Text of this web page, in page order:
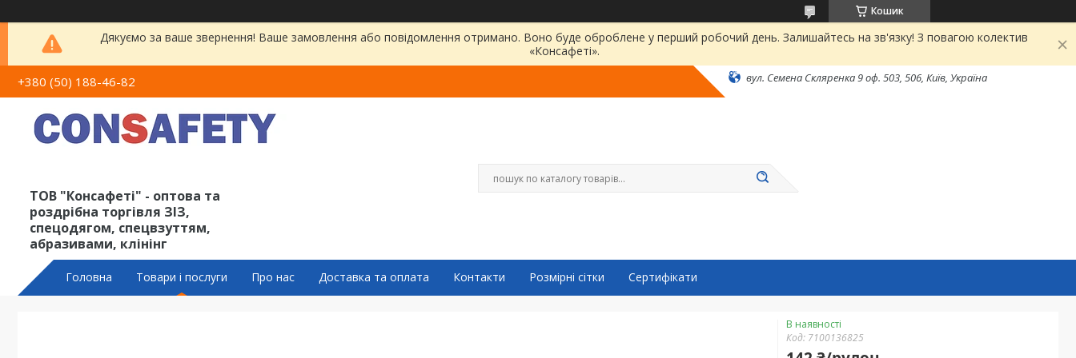
Кошик
Дякуємо за ваше звернення! Ваше замовлення або повідомлення отримано. Воно буде оброблене у перший робочий день. Залишайтесь на зв'язку! З повагою колектив
«Консафеті».
+380 (50) 188-46-82 вул. Семена Скляренка 9 оф. 503, 506, Київ, Україна
ТОВ "Консафеті" - оптова та
роздрібна торгівля ЗІЗ,
спецодягом, спецвзуттям,
абразивами, клінінг
Головна Товари і послуги Про нас Доставка та оплата Контакти Розмірні сітки Сертифікати
В наявності
Код: 7100136825